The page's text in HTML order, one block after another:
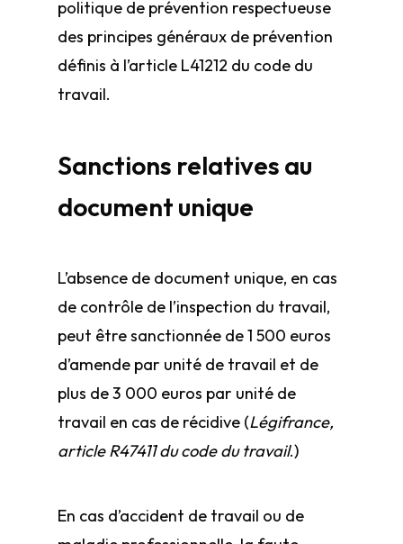
politique de prévention respectueuse
des principes généraux de prévention
définis à l’article L4121­2 du code du
travail.
Sanctions relatives au
document unique
L’absence de document unique, en cas
de contrôle de l’inspection du travail,
peut être sanctionnée de 1 500 euros
d’amende par unité de travail et de
plus de 3 000 euros par unité de
travail en cas de récidive (Légifrance,
article R4741­1 du code du travail.)
En cas d’accident de travail ou de